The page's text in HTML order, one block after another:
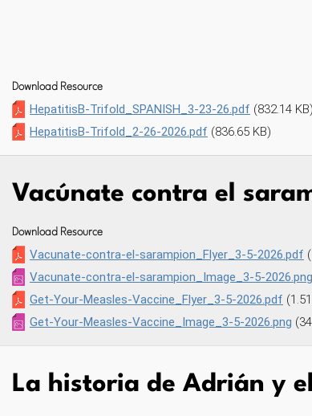
Download Resource
HepatitisB-Trifold_SPANISH_3-23-26.pdf (832.14 KB)
HepatitisB-Trifold_2-26-2026.pdf (836.65 KB)
Vacúnate contra el
Download Resource
Vacunate-contra-el-sarampion_Flyer_3-5-2026.pdf
Vacunate-contra-el-sarampion_Image_3-5-2026.png
Get-Your-Measles-Vaccine_Flyer_3-5-2026.pdf
Get-Your-Measles-Vaccine_Image_3-5-2026.png
La historia de Adrián y